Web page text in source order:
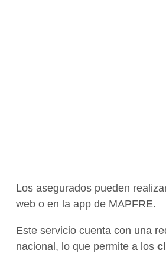
Los asegurados pueden
web o en la app de MAPFRE.
Este servicio cuenta con una
nacional, lo que permite a los